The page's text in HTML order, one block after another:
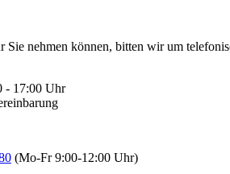
nehmen können, bitten wir um
- 17:00 Uhr
(Mo-Fr 9:00-12:00 Uhr)